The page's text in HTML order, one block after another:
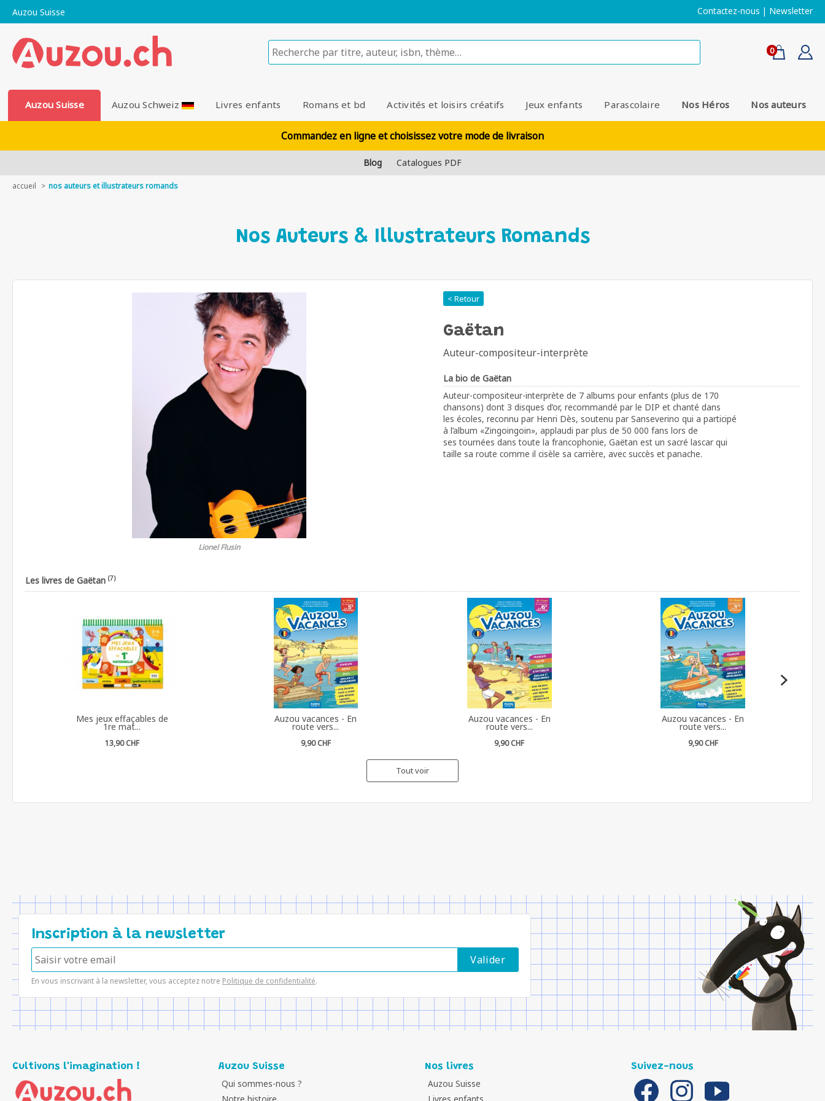
Auzou Suisse Contactez-nous | Newsletter
0
Auzou Suisse Auzou Schweiz Livres enfants Romans et bd Activités et loisirs créatifs Jeux enfants Parascolaire Nos Héros Nos auteurs
Commandez en ligne et choisissez votre mode de livraison
Blog Catalogues PDF
accueil nos auteurs et illustrateurs romands
Nos Auteurs & Illustrateurs Romands
Lionel Flusin
< Retour
Gaëtan
Auteur-compositeur-interprète
La bio de Gaëtan
Auteur-compositeur-interprète de 7 albums pour enfants (plus de 170
chansons) dont 3 disques d’or, recommandé par le DIP et chanté dans
les écoles, reconnu par Henri Dès, soutenu par Sanseverino qui a participé
à l’album «Zingoingoin», applaudi par plus de 50 000 fans lors de
ses tournées dans toute la francophonie, Gaëtan est un sacré lascar qui
taille sa route comme il cisèle sa carrière, avec succès et panache.
Les livres de Gaëtan (7)
Mes jeux effaçables de
1re mat...
13,90 CHF
Auzou vacances - En
route vers...
9,90 CHF
Auzou vacances - En
route vers...
9,90 CHF
Auzou vacances - En
route vers...
9,90 CHF
Tout voir
Inscription à la newsletter
En vous inscrivant à la newsletter, vous acceptez notre Politique de confidentialité.
Cultivons l'imagination ! Auzou Suisse
Qui sommes-nous ?
Nos livres
Auzou Suisse
Suivez-nous